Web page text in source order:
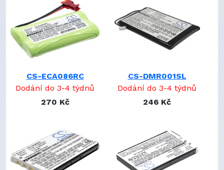
K43D
L-LU18
LC18650
LI-CRXCRST1S4P
M36B
M41B
MIO-RBP
MT-1000C-BTP
MT-500C-BTP
NA2000D01C200
NA7105
CS-ECA086RC
Dodání do 3-4 týdnů
270 Kč
CS-DMR001SL
Dodání do 3-4 týdnů
246 Kč